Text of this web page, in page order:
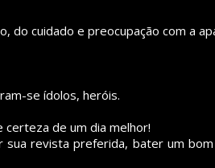
do cuidado e preocupação com a
se ídolos, heróis.
certeza de um dia melhor!
sua revista preferida, bater um